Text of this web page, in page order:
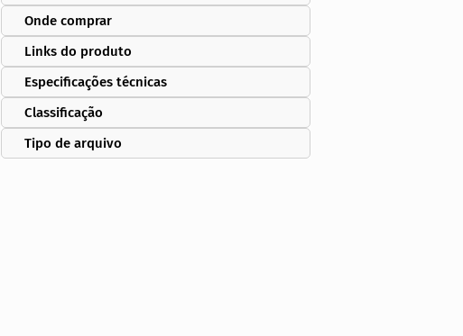
Onde comprar
Links do produto
Especificações técnicas
Classificação
Tipo de arquivo